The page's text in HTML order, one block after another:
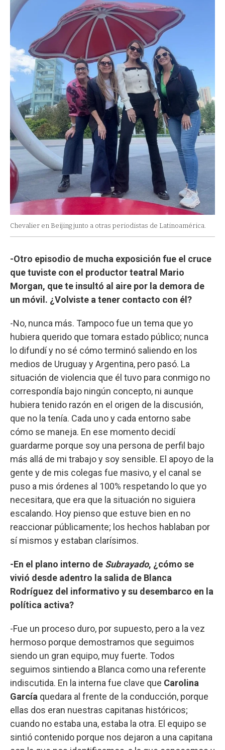
Chevalier en Beijing junto a otras periodistas de Latinoamérica.
-Otro episodio de mucha exposición fue el cruce
que tuviste con el productor teatral Mario
Morgan, que te insultó al aire por la demora de
un móvil. ¿Volviste a tener contacto con él?
-No, nunca más. Tampoco fue un tema que yo
hubiera querido que tomara estado público; nunca
lo difundí y no sé cómo terminó saliendo en los
medios de Uruguay y Argentina, pero pasó. La
situación de violencia que él tuvo para conmigo no
correspondía bajo ningún concepto, ni aunque
hubiera tenido razón en el origen de la discusión,
que no la tenía. Cada uno y cada entorno sabe
cómo se maneja. En ese momento decidí
guardarme porque soy una persona de perfil bajo
más allá de mi trabajo y soy sensible. El apoyo de la
gente y de mis colegas fue masivo, y el canal se
puso a mis órdenes al 100% respetando lo que yo
necesitara, que era que la situación no siguiera
escalando. Hoy pienso que estuve bien en no
reaccionar públicamente; los hechos hablaban por
sí mismos y estaban clarísimos.
-En el plano interno de Subrayado, ¿cómo se
vivió desde adentro la salida de Blanca
Rodríguez del informativo y su desembarco en la
política activa?
-Fue un proceso duro, por supuesto, pero a la vez
hermoso porque demostramos que seguimos
siendo un gran equipo, muy fuerte. Todos
seguimos sintiendo a Blanca como una referente
indiscutida. En la interna fue clave que Carolina
García quedara al frente de la conducción, porque
ellas dos eran nuestras capitanas históricos;
cuando no estaba una, estaba la otra. El equipo se
sintió contenido porque nos dejaron a una capitana